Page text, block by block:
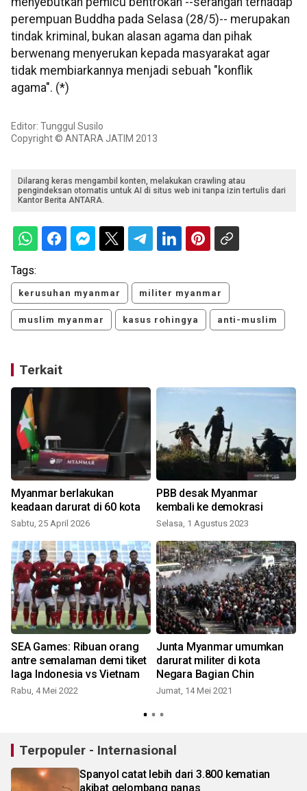
perempuan Buddha pada Selasa (28/5)-- merupakan
tindak kriminal, bukan alasan agama dan pihak
berwenang menyerukan kepada masyarakat agar
tidak membiarkannya menjadi sebuah "konflik
agama". (*)
Editor: Tunggul Susilo
Copyright © ANTARA JATIM 2013
Dilarang keras mengambil konten, melakukan crawling atau
pengindeksan otomatis untuk AI di situs web ini tanpa izin tertulis dari
Kantor Berita ANTARA.
Tags:
kerusuhan myanmar militer myanmar
muslim myanmar kasus rohingya anti-muslim
Terkait
Myanmar berlakukan
keadaan darurat di 60 kota
Sabtu, 25 April 2026
PBB desak Myanmar
kembali ke demokrasi
Selasa, 1 Agustus 2023
SEA Games: Ribuan orang
antre semalaman demi tiket
laga Indonesia vs Vietnam
Rabu, 4 Mei 2022
Junta Myanmar umumkan
darurat militer di kota
Negara Bagian Chin
Jumat, 14 Mei 2021
Terpopuler - Internasional
Spanyol catat lebih dari 3.800 kematian
akibat gelombang panas